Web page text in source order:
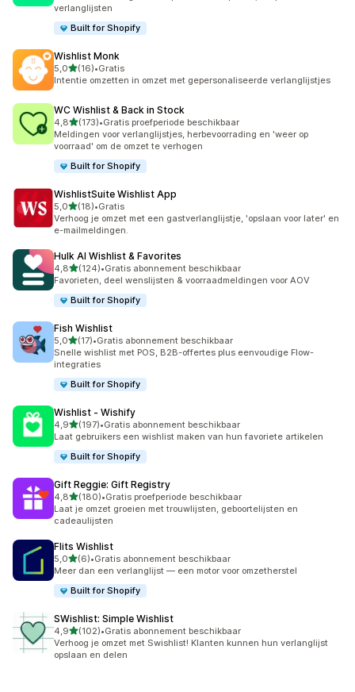
verlanglijsten
Built for Shopify
Wishlist Monk
5,0van 5 sterren
(16)
16 recensies in totaal
•Gratis
Intentie omzetten in omzet met gepersonaliseerde verlanglijstjes
WC Wishlist & Back in Stock
4,8van 5 sterren
(173)
173 recensies in totaal
•Gratis proefperiode beschikbaar
Meldingen voor verlanglijstjes, herbevoorrading en 'weer op
voorraad' om de omzet te verhogen
Built for Shopify
WishlistSuite Wishlist App
5,0van 5 sterren
(18)
18 recensies in totaal
•Gratis
Verhoog je omzet met een gastverlanglijstje, 'opslaan voor later' en
e-mailmeldingen.
Hulk AI Wishlist & Favorites
4,8van 5 sterren
(124)
124 recensies in totaal
•Gratis abonnement beschikbaar
Favorieten, deel wenslijsten & voorraadmeldingen voor AOV
Built for Shopify
Fish Wishlist
5,0van 5 sterren
(17)
17 recensies in totaal
•Gratis abonnement beschikbaar
Snelle wishlist met POS, B2B-offertes plus eenvoudige Flow-
integraties
Built for Shopify
Wishlist ‑ Wishify
4,9van 5 sterren
(197)
197 recensies in totaal
•Gratis abonnement beschikbaar
Laat gebruikers een wishlist maken van hun favoriete artikelen
Built for Shopify
Gift Reggie: Gift Registry
4,8van 5 sterren
(180)
180 recensies in totaal
•Gratis proefperiode beschikbaar
Laat je omzet groeien met trouwlijsten, geboortelijsten en
cadeaulijsten
Flits Wishlist
5,0van 5 sterren
(6)
6 recensies in totaal
•Gratis abonnement beschikbaar
Meer dan een verlanglijst — een motor voor omzetherstel
Built for Shopify
SWishlist: Simple Wishlist
4,9van 5 sterren
(102)
102 recensies in totaal
•Gratis abonnement beschikbaar
Verhoog je omzet met Swishlist! Klanten kunnen hun verlanglijst
opslaan en delen